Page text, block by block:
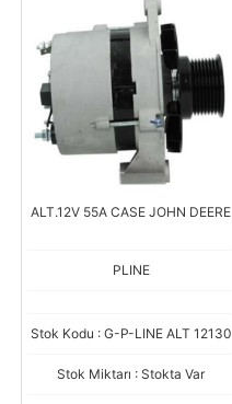
ALT.12V 55A CASE JOHN DEERE
PLINE
Stok Kodu : G-P-LINE ALT 12130
Stok Miktarı : Stokta Var